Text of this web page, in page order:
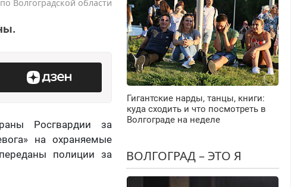
Волгоградской области
Росгвардии за
на охраняемые
полиции за
Гигантские нарды, танцы, книги:
куда сходить и что посмотреть в
Волгограде на неделе
ВОЛГОГРАД – ЭТО Я